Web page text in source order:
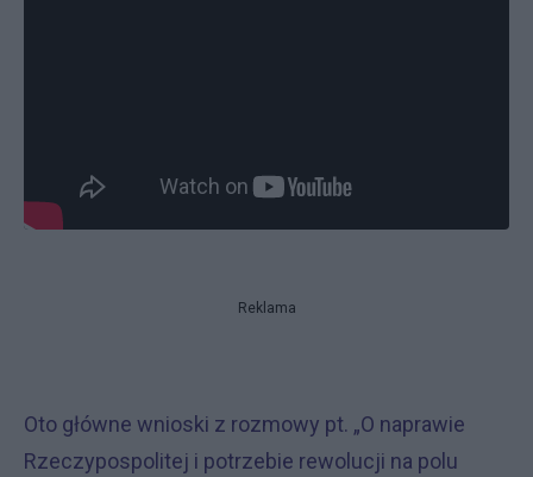
Reklama
Oto główne wnioski z rozmowy pt. „O naprawie
Rzeczypospolitej i potrzebie rewolucji na polu